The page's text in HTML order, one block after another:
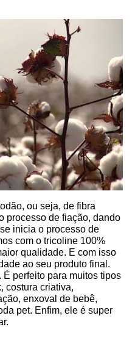
ou seja, de fibra
processo de fiação, dando
inicia o processo de
com o tricoline 100%
qualidade. E com isso
ao seu produto final.
perfeito para muitos tipos
costura criativa,
enxoval de bebê,
pet. Enfim, ele é super